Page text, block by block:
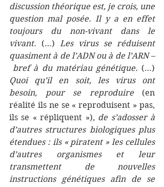
discussion théorique est, je crois, une
question mal posée. Il y a en effet
toujours du non-vivant dans le
vivant. (…) Les virus se réduisent
quasiment à de l’ADN ou à de l’ARN –
bref à du matériau génétique.
Quoi qu’il en soit, les virus ont
besoin, pour se reproduire (en
réalité ils ne se « reproduisent » pas,
ils se « répliquent »), de s’adosser à
d’autres structures biologiques plus
étendues : ils « piratent » les cellules
d’autres organismes et leur
transmettent de nouvelles
instructions génétiques afin de se